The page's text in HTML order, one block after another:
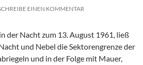
EINEN KOMMENTAR
der Nacht zum 13. August 1961, ließ
und Nebel die Sektorengrenze der
und in der Folge mit Mauer,